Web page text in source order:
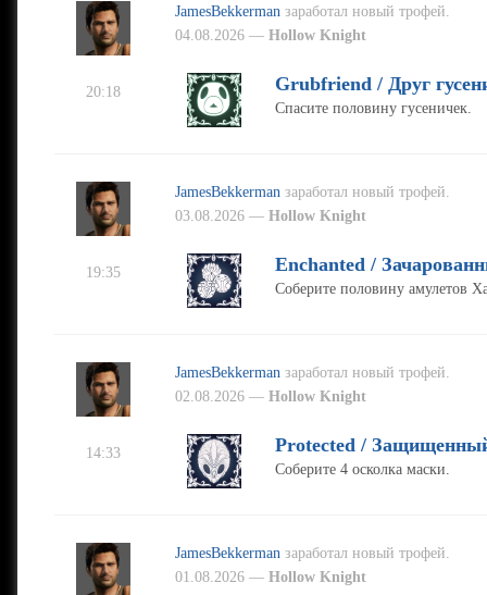
JamesBekkerman заработал новый трофей.
04.08.2026 —Hollow Knight
20:18 Grubfriend / Друг
Спасите половину гусеничек.
JamesBekkerman заработал новый трофей.
03.08.2026 —Hollow Knight
19:35 Enchanted /
Соберите половину амулетов
JamesBekkerman заработал новый трофей.
02.08.2026 —Hollow Knight
14:33 Protected /
Соберите 4 осколка маски.
JamesBekkerman заработал новый трофей.
01.08.2026 —Hollow Knight